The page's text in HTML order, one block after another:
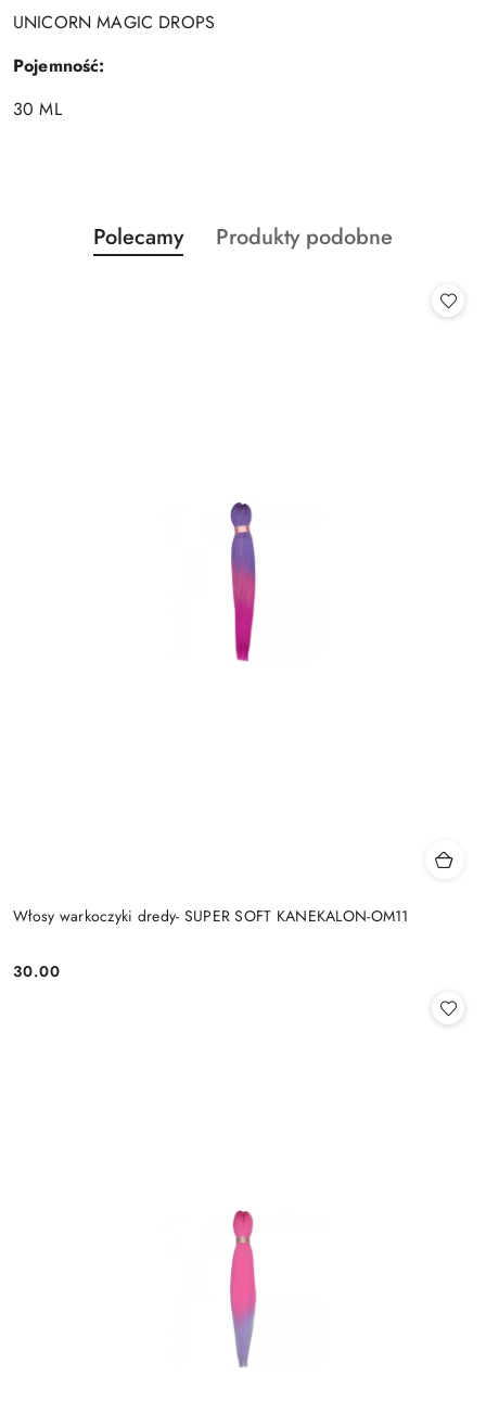
UNICORN MAGIC DROPS
Pojemność:
30 ML
Pomiń karuzelę produktów
Produkty
o
Polecamy
Produkty
Produkty podobne
Włosy warkoczyki dredy- SUPER SOFT KANEKALON-OM11
Cena:
30.00